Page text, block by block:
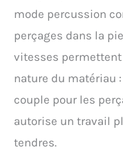
mode percussion
perçages dans la
vitesses permettent
nature du matériau
couple pour les
autorise un travail
tendres.